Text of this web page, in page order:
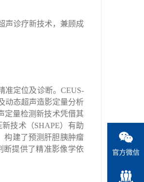
官方微信
声诊疗新技术，兼顾成
准定位及诊断。CEUS-
动态超声造影定量分析
定量检测新技术凭借其
技术（SHAPE）有助
构建了预测肝胆胰肿瘤
断提供了精准影像学依